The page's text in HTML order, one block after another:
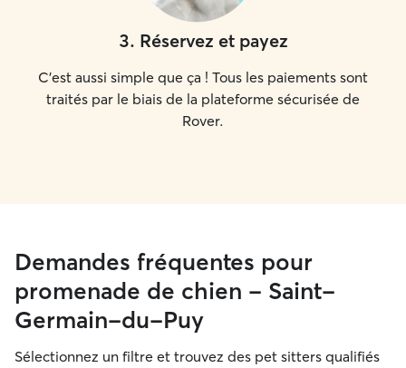
3. Réservez et payez
C'est aussi simple que ça ! Tous les paiements sont
traités par le biais de la plateforme sécurisée de
Rover.
Demandes fréquentes pour
promenade de chien - Saint-
Germain-du-Puy
Sélectionnez un filtre et trouvez des pet sitters qualifiés